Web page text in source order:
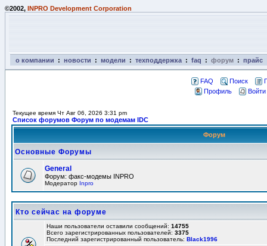
©2002, INPRO Development Corporation
о компании : новости : модели : техподдержка : faq : форум : прайс
FAQ Поиск
Профиль
Текущее время Чт Авг 06, 2026 3:31 pm
Список форумов Форум по модемам IDC
Форум
Основные Форумы
General
Форум: факс-модемы INPRO
Модератор Inpro
Кто сейчас на форуме
Наши пользователи оставили сообщений: 14755
Всего зарегистрированных пользователей: 3375
Последний зарегистрированный пользователь: Black1996